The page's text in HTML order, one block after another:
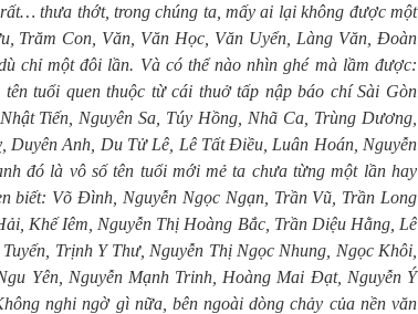
thưa thớt, trong chúng ta, mấy ai lại không được một
Trăm Con, Văn, Văn Học, Văn Uyển, Làng Văn, Đoàn
chỉ một đôi lần. Và có thể nào nhìn ghé mà lầm được:
tuổi quen thuộc từ cái thuở tấp nập báo chí Sài Gòn
Tiến, Nguyên Sa, Túy Hồng, Nhã Ca, Trùng Dương,
Duyên Anh, Du Tử Lê, Lê Tất Điều, Luân Hoán, Nguyễn
đó là vô số tên tuổi mới mẻ ta chưa từng một lần hay
biết: Võ Đình, Nguyễn Ngọc Ngạn, Trần Vũ, Trần Long
Khế Iêm, Nguyễn Thị Hoàng Bắc, Trần Diệu Hằng, Lê
Trịnh Y Thư, Nguyễn Thị Ngọc Nhung, Ngọc Khôi,
Yên, Nguyễn Mạnh Trinh, Hoàng Mai Đạt, Nguyễn Ý
nghi ngờ gì nữa, bên ngoài dòng chảy của nền văn